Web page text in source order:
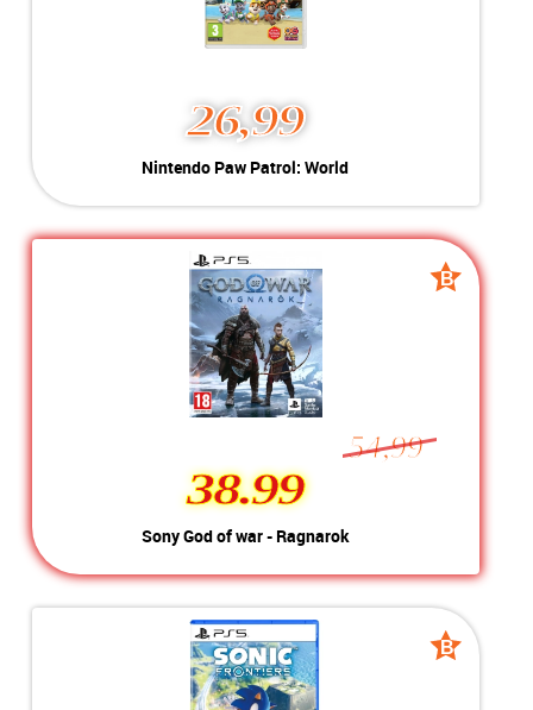
26,99
Nintendo Paw Patrol: World
Conditie:
A-Grade
Geschikt voor Nintendo Switch
B
54,99
38.99
Sony God of war - Ragnarok
B
grade
38.99
Conditie:
B-Grade
Geschikt voor Playstation 5
B
B
grade